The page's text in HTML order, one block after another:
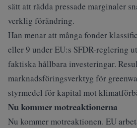
sätt att rädda pressade marginaler
verklig förändring.
Han menar att många fonder
eller 9 under EU:s SFDR-reglering
faktiska hållbara investeringar.
marknadsföringsverktyg för
styrmedel för kapital mot
Nu kommer motreaktionerna
Nu kommer motreaktionen. EU